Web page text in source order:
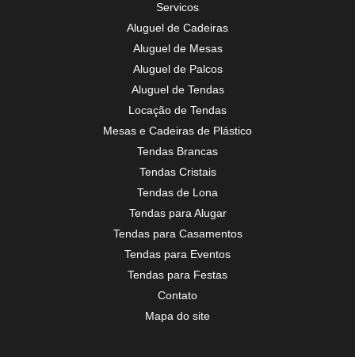
Servicos
Aluguel de Cadeiras
Aluguel de Mesas
Aluguel de Palcos
Aluguel de Tendas
Locação de Tendas
Mesas e Cadeiras de Plástico
Tendas Brancas
Tendas Cristais
Tendas de Lona
Tendas para Alugar
Tendas para Casamentos
Tendas para Eventos
Tendas para Festas
Contato
Mapa do site